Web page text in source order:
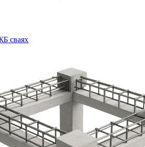
сваях